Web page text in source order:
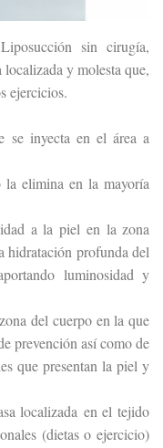
sin cirugía,
localizada y molesta que,
ejercicios.
se inyecta en el área a
elimina en la mayoría
a la piel en la zona
hidratación profunda del
luminosidad y
del cuerpo en la que
prevención así como de
que presentan la piel y
localizada en el tejido
(dietas o ejercicio)